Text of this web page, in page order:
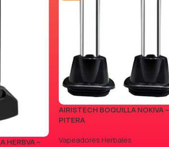
HERBVA –
AIRISTECH BOQUILLA NOKIVA –
PITERA
Vapeadores Herbales